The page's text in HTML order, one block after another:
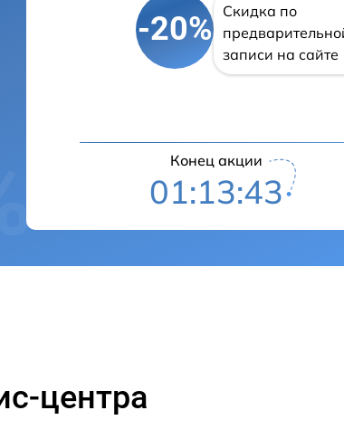
-20%
Скидка по
записи на сайте
Конец акции
01:13:42
центра